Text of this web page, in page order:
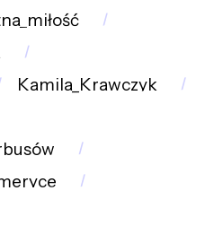
Kamila_Krawczyk